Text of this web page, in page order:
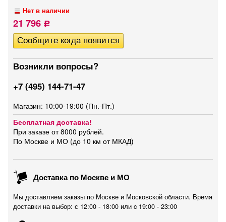
Нет в наличии
21 796 Р
Возникли вопросы?
+7 (495) 144-71-47
Магазин: 10:00-19:00 (Пн.-Пт.)
Бесплатная доставка!
При заказе от 8000 рублей.
По Москве и МО (до 10 км от МКАД)
Доставка по Москве и МО
Мы доставляем заказы по Москве и Московской области. Время
доставки на выбор: с 12:00 - 18:00 или c 19:00 - 23:00